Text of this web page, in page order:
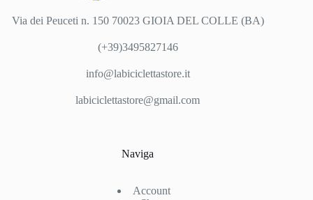
Via dei Peuceti n. 150 70023 GIOIA DEL COLLE (BA)
(+39)3495827146
info@labiciclettastore.it
labiciclettastore@gmail.com
Naviga
Account